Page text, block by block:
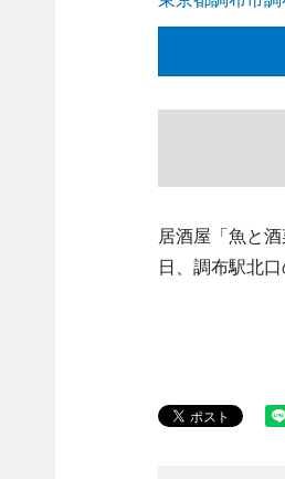
居酒屋「魚と
日、調布駅北